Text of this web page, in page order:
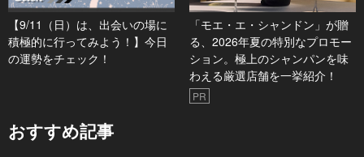
【9/11（日）は、出会いの場に
積極的に行ってみよう！】今日
の運勢をチェック！
「モエ・エ・シャンドン」が贈
る、2026年夏の特別なプロモー
ション。極上のシャンパンを味
わえる厳選店舗を一挙紹介！
PR
おすすめ記事